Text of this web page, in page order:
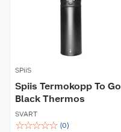
SPiiS
Spiis Termokopp To Go
Black Thermos
SVART
☆☆☆☆☆ (0)